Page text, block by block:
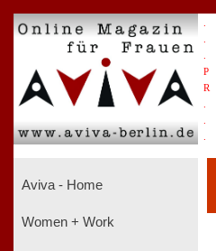
P
R
Aviva - Home
Women + Work